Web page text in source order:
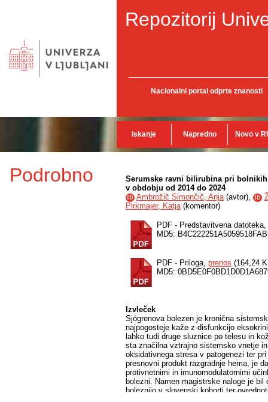
Repozitorij
Nacionalni portal odprte znanosti
Iskanje Napredno Novo v
Podrobno
Serumske ravni bilirubina pri
v obdobju od 2014 do 2024
ID Ambrožič Simončič, Anja(avtor), ID
Pirkmajer, Katja(komentor)
PDF - Predstavitvena datoteka,
MD5:
PDF - Priloga, prenos (164,24
MD5:
Izvleček
Sjögrenova bolezen je kronična
najpogosteje kaže z disfunkcijo
lahko tudi druge sluznice po telesu in
sta značilna vztrajno sistemsko vnetje
oksidativnega stresa v patogenezi ter
presnovni produkt razgradnje hema, je
protivnetnimi in imunomodulatornimi
bolezni. Namen magistrske naloge je
boleznijo v slovenski kohorti ter